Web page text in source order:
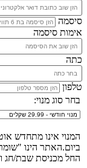
סיסמה
אימות סיסמה
כתה
טלפון
בחר סוג מנוי:
ביום.האתר הינו
החל מכניסת שבת/חג